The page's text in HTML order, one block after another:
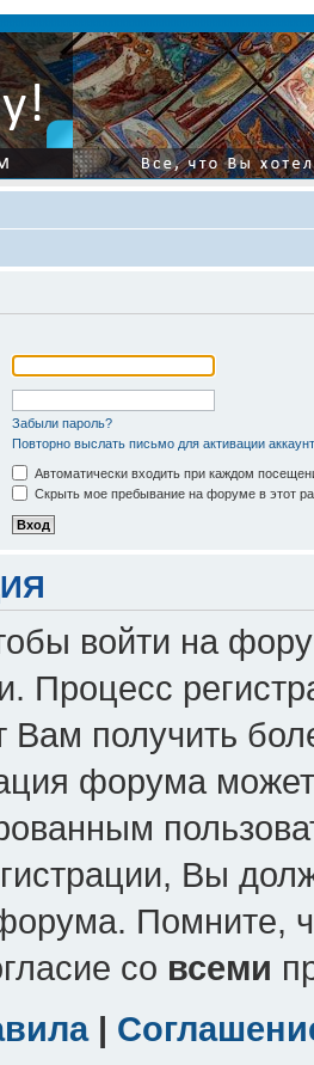
Забыли пароль?
Повторно выслать письмо для активации
Автоматически входить при каждом
Скрыть мое пребывание на форуме в этот
войти на
Процесс
Вам получить
форума может
Вы
Помните,
со всеми
|